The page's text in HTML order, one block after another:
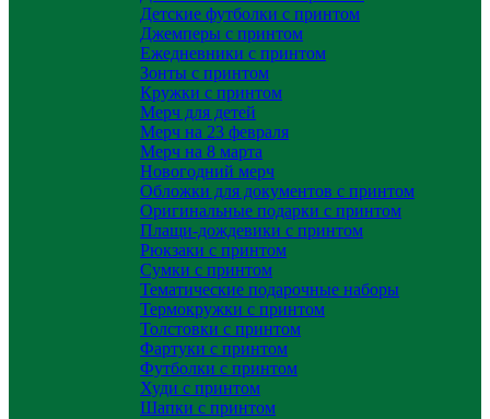
Детские футболки с принтом
Джемперы с принтом
Ежедневники с принтом
Зонты с принтом
Кружки с принтом
Мерч для детей
Мерч на 23 февраля
Мерч на 8 марта
Новогодний мерч
Обложки для документов с принтом
Оригинальные подарки с принтом
Плащи-дождевики с принтом
Рюкзаки с принтом
Сумки с принтом
Тематические подарочные наборы
Термокружки с принтом
Толстовки с принтом
Фартуки с принтом
Футболки с принтом
Худи с принтом
Шапки с принтом